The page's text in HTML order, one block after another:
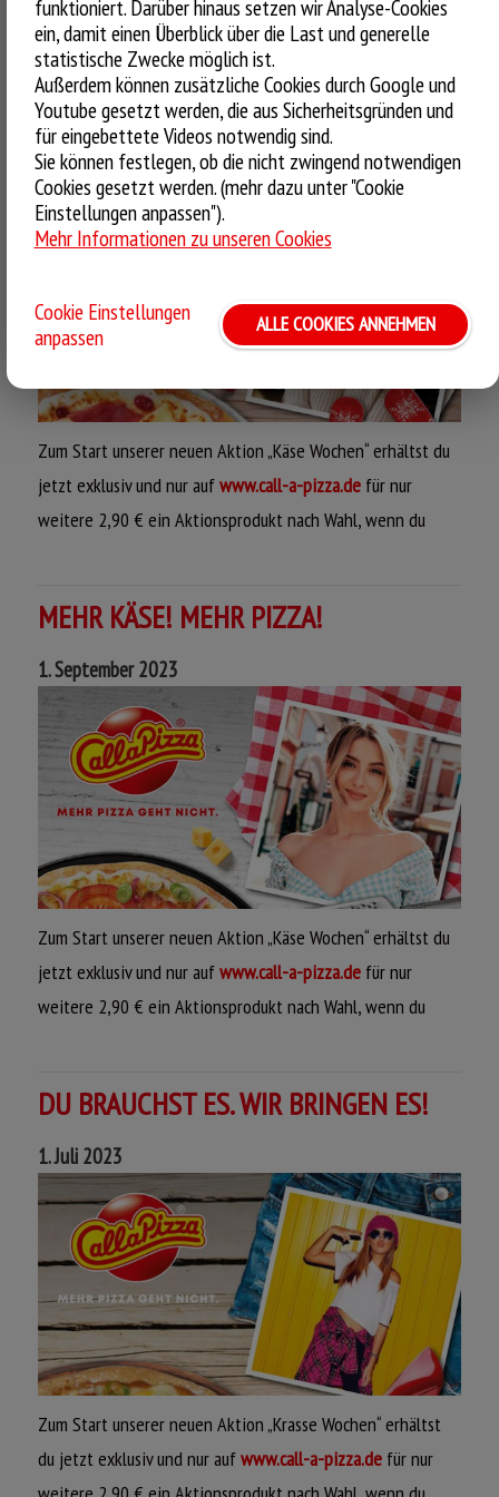
denCall a Pizza Newsletterabonniert hast!
Viel Spaß beim Bestellen,
dein Call a Pizza Team
LECKER, OHNE DIE COUCH ZU
VERLASSEN!
1. November 2023
Zum Start unserer neuen Aktion „Käse Wochen“ erhältst du
jetzt exklusiv und nur aufwww.call-a-pizza.de für nur
weitere 2,90 € ein Aktionsprodukt nach Wahl, wenn du
Viel Spaß beim Bestellen,
Hütten Wochen 2023 – Sieh dir unsere Aktionsprodukte
an
PIZZA ALPENGLÜHEN
Pizzateig mit Crème Fraîche, Edamer,
verfeinert mit süßen
Wildpreiselbeeren
ONLINE BESTELLEN
CALZONE GEBORGENHEIT
gefüllter Pizzateig mit einer cremigen
Hollandaise, Edamer, saftigem Kassler,
leckeren Kartoffelscheiben, roten
Zwiebeln, Blattspinat und frischen
Champignons sowie cremiger
BURGER WINTERTRAUM
Sesam-Burgerbrötchen mit Crème
Fraîche, Rindfleisch, knusprigem Bacon,
cremig-würzigem Géramont
Weichkäse, weißen Zwiebeln,
knackigem Lollo Bionda und süßen
Wildpreiselbeeren
MEHR KÄSE! MEHR PIZZA!
1. September 2023
Zum Start unserer neuen Aktion „Käse Wochen“ erhältst du
jetzt exklusiv und nur aufwww.call-a-pizza.de für nur
weitere 2,90 € ein Aktionsprodukt nach Wahl, wenn du
Viel Spaß beim Bestellen,
LOCHNUMMER
LOCHNUMMER
Pizzateig mit Crème Fraîche, doppelt
mild-nussigem Leerdammer®, frischen
Tomaten, roten Zwiebeln, knusprigem
Bacon und Frühlingszwiebeln
ONLINE BESTELLEN
VIERKÄSEHOCH
Pizzateig mit feiner Tomatensoße,
Edamer, Salami, frischen Champignons,
Peperoni, mild-nussigem
Leerdammer®, sahnigen
Mozzarellakugeln und herzhaftem
Cheddar
DU BRAUCHST ES. WIR BRINGEN ES!
1. Juli 2023
Zum Start unserer neuen Aktion „Krasse Wochen“ erhältst
du jetzt exklusiv und nur aufwww.call-a-pizza.de für nur
VOLLGAS
Pizzateig mit Smoked BBQ-Creme,
Edamer, gebratener Hähnchenbrust,
Edamer und herzhaftem Cheddar,
anschließend verfeinert mit
funktioniert. Darüber hinaus setzen wir Analyse-Cookies
ein, damit einen Überblick über die Last und generelle
statistische Zwecke möglich ist.
Außerdem können zusätzliche Cookies durch Google und
Youtube gesetzt werden, die aus Sicherheitsgründen und
für eingebettete Videos notwendig sind.
Sie können festlegen, ob die nicht zwingend notwendigen
Cookies gesetzt werden. (mehr dazu unter "Cookie
Einstellungen anpassen").
Mehr Informationen zu unseren Cookies
Cookie Einstellungen
anpassen
ALLE COOKIES ANNEHMEN